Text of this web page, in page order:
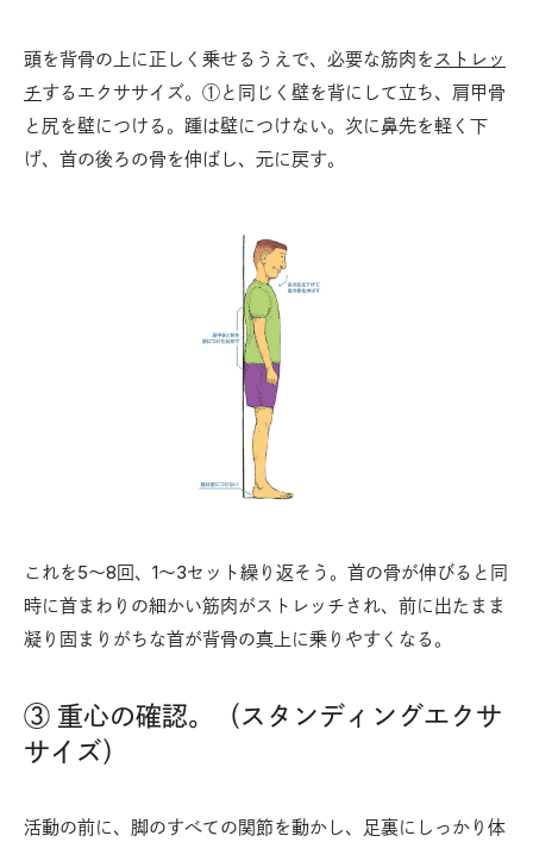
頭を背骨の上に正しく乗せるうえで、必要な筋肉をストレッ
チするエクササイズ。①と同じく壁を背にして立ち、肩甲骨
と尻を壁につける。踵は壁につけない。次に鼻先を軽く下
げ、首の後ろの骨を伸ばし、元に戻す。
これを5～8回、1～3セット繰り返そう。首の骨が伸びると同
時に首まわりの細かい筋肉がストレッチされ、前に出たまま
凝り固まりがちな首が背骨の真上に乗りやすくなる。
③ 重心の確認。（スタンディングエクサ
サイズ）
活動の前に、脚のすべての関節を動かし、足裏にしっかり体